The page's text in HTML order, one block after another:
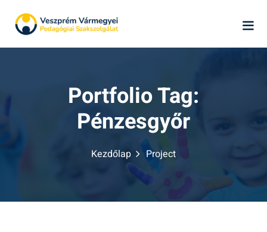
content
Portfolio Tag:
Pénzesgyőr
Kezdőlap Project